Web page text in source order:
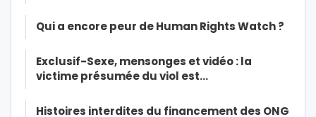
Qui a encore peur de Human Rights Watch ?
Exclusif-Sexe, mensonges et vidéo : la
victime présumée du viol est…
Histoires interdites du financement des ONG